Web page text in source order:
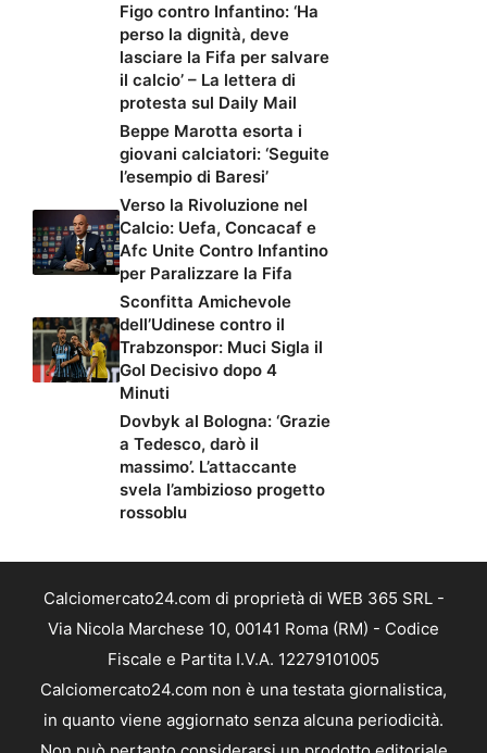
Figo contro Infantino: ‘Ha
perso la dignità, deve
lasciare la Fifa per salvare
il calcio’ – La lettera di
protesta sul Daily Mail
Beppe Marotta esorta i
giovani calciatori: ‘Seguite
l’esempio di Baresi’
Verso la Rivoluzione nel
Calcio: Uefa, Concacaf e
Afc Unite Contro Infantino
per Paralizzare la Fifa
Sconfitta Amichevole
dell’Udinese contro il
Trabzonspor: Muci Sigla il
Gol Decisivo dopo 4
Minuti
Dovbyk al Bologna: ‘Grazie
a Tedesco, darò il
massimo’. L’attaccante
svela l’ambizioso progetto
rossoblu
Calciomercato24.com di proprietà di WEB 365 SRL -
Via Nicola Marchese 10, 00141 Roma (RM) - Codice
Fiscale e Partita I.V.A. 12279101005
Calciomercato24.com non è una testata giornalistica,
in quanto viene aggiornato senza alcuna periodicità.